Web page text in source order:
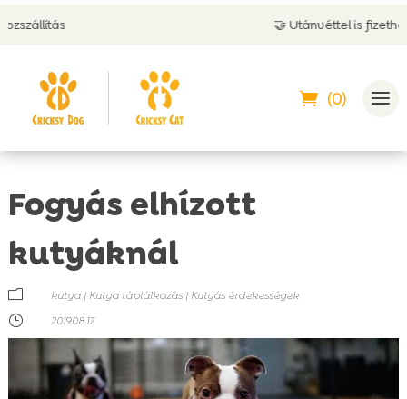
🤝 Utánvéttel is fizethetsz
(0)
Fogyás elhízott
kutyáknál
m kutya | Kutya táplálkozás | Kutyás érdekességek
}
2019.08.17.